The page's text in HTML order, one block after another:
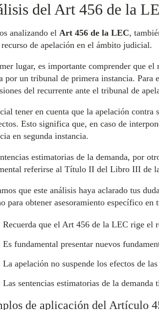
del Art 456 de la
analizando el Art 456 de la LEC,
de apelación en el ámbito judicial.
lugar, es importante comprender que
por un tribunal de primera instancia. Para
del recurrente ante el tribunal de
tener en cuenta que la apelación contra
Esto significa que, en caso de
en segunda instancia.
estimatorias de la demanda, por
referirse al Título II del Libro III de
que este análisis haya aclarado tus
para obtener asesoramiento específico
Recuerda que el Art 456 de la LEC rige el
Es fundamental presentar nuevos
La apelación no suspende los efectos de
Las sentencias estimatorias de la
de aplicación del Artículo